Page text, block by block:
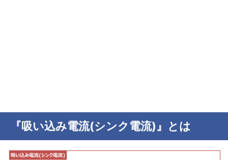
『吸い込み電流(シンク電流)』とは